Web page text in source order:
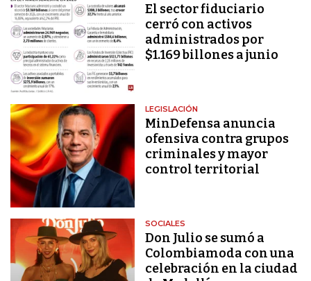
El sector fiduciario
cerró con activos
administrados por
$1.169 billones a junio
LEGISLACIÓN
MinDefensa anuncia
ofensiva contra grupos
criminales y mayor
control territorial
SOCIALES
Don Julio se sumó a
Colombiamoda con una
celebración en la ciudad